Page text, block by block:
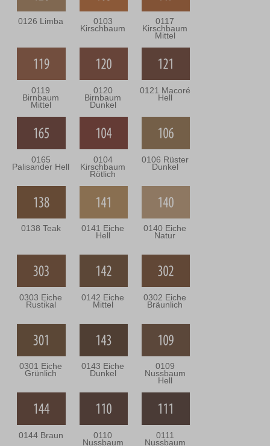
0126 Limba 0103
Kirschbaum
0117
Kirschbaum
Mittel
0119
Birnbaum
Mittel
0120
Birnbaum
Dunkel
0121 Macoré
Hell
0165
Palisander Hell
0104
Kirschbaum
Rötlich
0106 Rüster
Dunkel
0138 Teak 0141 Eiche
Hell
0140 Eiche
Natur
0303 Eiche
Rustikal
0142 Eiche
Mittel
0302 Eiche
Bräunlich
0301 Eiche
Grünlich
0143 Eiche
Dunkel
0109
Nussbaum
Hell
0144 Braun 0110
Nussbaum
0111
Nussbaum